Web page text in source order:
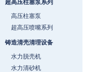
超高压柱塞泵系列
高压柱塞泵
超高压喷嘴系列
铸造清壳清理设备
水力脱壳机
水力清砂机